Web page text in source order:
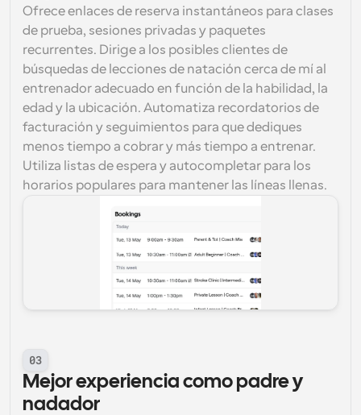
Ofrece enlaces de reserva instantáneos para clases
de prueba, sesiones privadas y paquetes
recurrentes. Dirige a los posibles clientes de
búsquedas de lecciones de natación cerca de mí al
entrenador adecuado en función de la habilidad, la
edad y la ubicación. Automatiza recordatorios de
facturación y seguimientos para que dediques
menos tiempo a cobrar y más tiempo a entrenar.
Utiliza listas de espera y autocompletar para los
horarios populares para mantener las líneas llenas.
03
Mejor experiencia como padre y
nadador